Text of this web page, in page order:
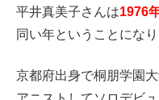
平井真美子さんは1976
同い年ということになり
京都府出身で桐朋学園